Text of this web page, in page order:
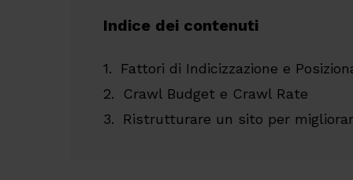
Indice dei contenuti
Fattori di Indicizzazione e
Crawl Budget e Crawl Rate
Ristrutturare un sito per